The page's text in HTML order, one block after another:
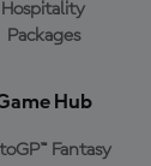
Hospitality
Packages
Hub
Fantasy